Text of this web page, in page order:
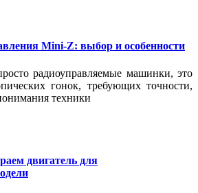
Mini-Z: выбор и особенности
радиоуправляемые машинки, это
гонок, требующих точности,
техники
двигатель для